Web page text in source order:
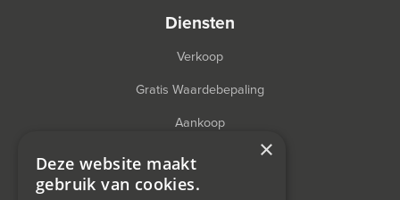
diensten
Verkoop
Gratis Waardebepaling
Aankoop
Financieel Advies
Taxatie
×
Deze website maakt
gebruik van cookies.